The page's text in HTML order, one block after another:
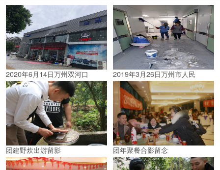
2020年6月14日万州双河口 2019年3月26日万州市人民
团建野炊出游留影 团年聚餐合影留念